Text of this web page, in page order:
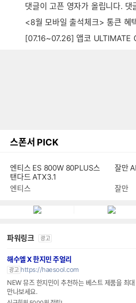
댓글이 고픈 영자가 올립니다. 댓
<8월 모바일 출석체크> 통큰 혜
[07.16~07.26] 앱코 ULTIMATE GX850
스폰서 PICK
엔티스 ES 800W 80PLUS스
탠다드 ATX3.1
엔티스
잘만
잘만
파워링크 광고
해수엘 X 한지민 주얼리
광고 https://haesool.com
NEW 뮤즈 한지민이 추천하는 베스트 제품을 최
만나보세요.